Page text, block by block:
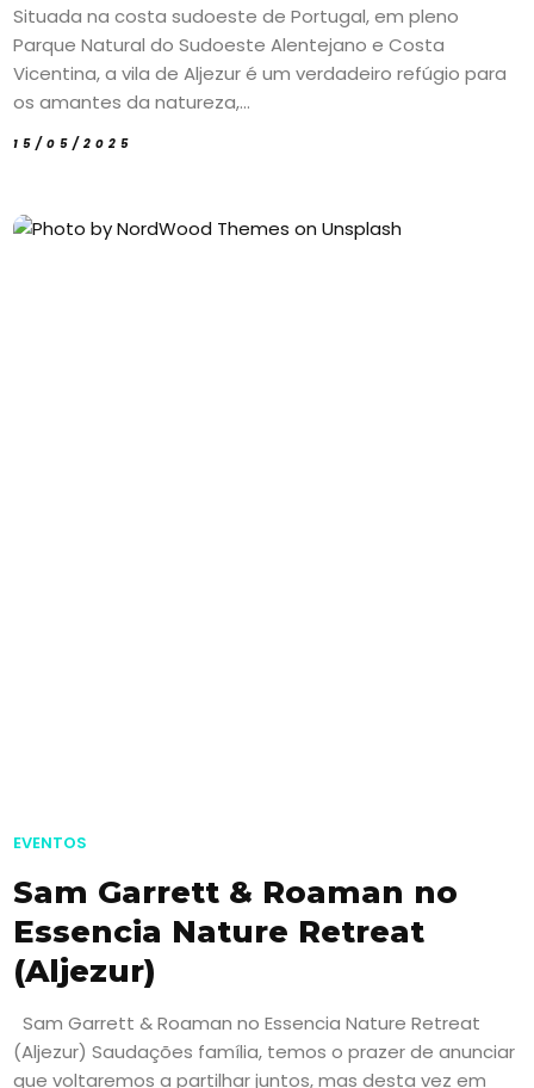
Situada na costa sudoeste de Portugal, em pleno
Parque Natural do Sudoeste Alentejano e Costa
Vicentina, a vila de Aljezur é um verdadeiro refúgio para
os amantes da natureza,...
15/05/2025
EVENTOS
Sam Garrett & Roaman no
Essencia Nature Retreat
(Aljezur)
Sam Garrett & Roaman no Essencia Nature Retreat
(Aljezur) Saudações família, temos o prazer de anunciar
que voltaremos a partilhar juntos, mas desta vez em